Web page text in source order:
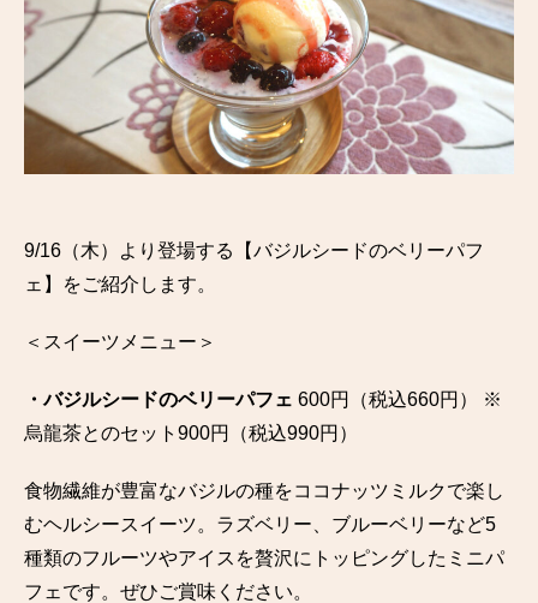
9/16（木）より登場する【バジルシードのベリーパフ
ェ】をご紹介します。
＜スイーツメニュー＞
・バジルシードのベリーパフェ 600円（税込660円） ※
烏龍茶とのセット900円（税込990円）
食物繊維が豊富なバジルの種をココナッツミルクで楽し
むヘルシースイーツ。ラズベリー、ブルーベリーなど5
種類のフルーツやアイスを贅沢にトッピングしたミニパ
フェです。ぜひご賞味ください。